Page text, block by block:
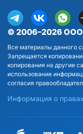
© 2006–2026 ООО
Все материалы данного
Запрещается
копирования на другие
использование
согласия
Информация о